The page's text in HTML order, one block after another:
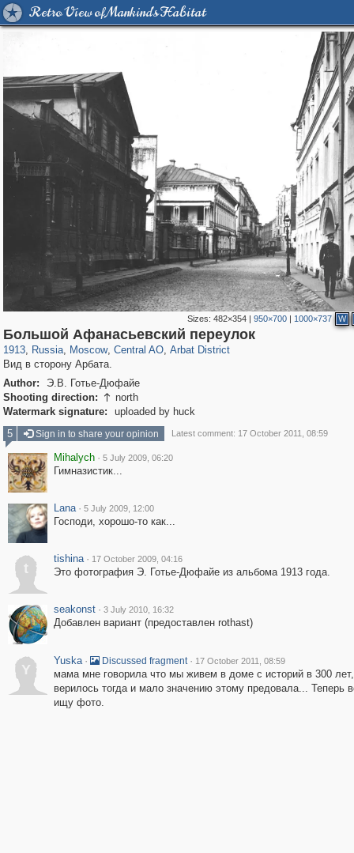
Retro View of Mankind's Habitat
Sizes:482×354 |950×700 | 1000×737 W
Большой Афанасьевский переулок
1913, Russia
1,406,298 29,243
, Moscow
319,780 8,286
, Central AO
159,978 5,916
, Arbat District
13,485 356
Вид в сторону Арбата.
Author:
Э.В. Готье-Дюфайе
Shooting direction:  north
Watermark signature:
uploaded by huck
5
Sign in to share your opinion Latest comment: 17 October 2011, 08:59
Mihalych · 5 July 2009, 06:20
Гимназистик...
Lana · 5 July 2009, 12:00
Господи, хорошо-то как...
t
tishina · 17 October 2009, 04:16
Это фотография Э. Готье-Дюфайе из альбома 1913 года.
seakonst · 3 July 2010, 16:32
Добавлен вариант (предоставлен rothast)
Y
Yuska · Discussed fragment · 17 October 2011, 08:59
мама мне говорила что мы живем в доме с историй в 300
верилось тогда и мало значению этому предовала... Теперь
ищу фото.